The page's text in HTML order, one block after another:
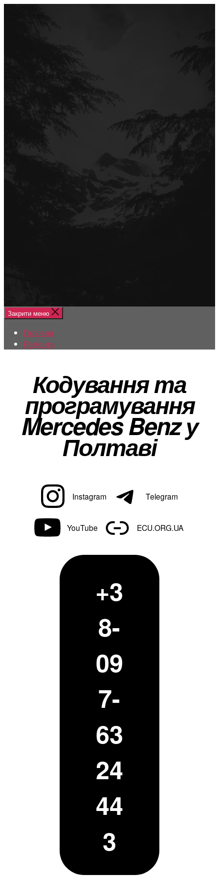
Закрити меню
Головна
Ремонти
Кодування та
програмування
Mercedes Benz у
Полтаві
Instagram Telegram
YouTube ECU.ORG.UA
+3
8-
09
7-
63
24
44
3